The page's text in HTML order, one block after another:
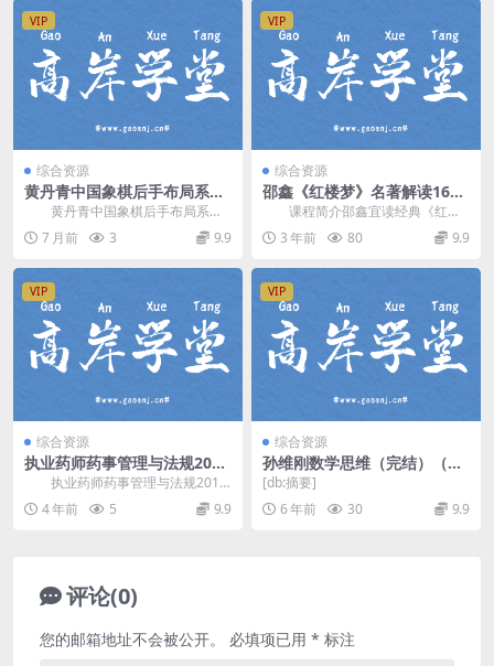
VIP
综合资源
黄丹青中国象棋后手布局系统
教学视频(散手篇) 百度网盘分
享
黄丹青中国象棋后手布局系统
教学视频(散手篇)，共46讲，课程
从中国象棋黑方角...
7 月前 3 9.9
VIP
综合资源
邵鑫《红楼梦》名著解读16讲
(视频+音频)网盘资源
课程简介邵鑫宜读经典《红楼
梦》篇目，16讲，每节视频15-20
分钟，碎片化时...
3 年前 80 9.9
VIP
综合资源
执业药师药事管理与法规2015
-2018真题PDF 百度网盘分享
执业药师药事管理与法规2015-
2018真题PDF，百度网盘1.26G执
业药...4 年前 5 9.9
VIP
综合资源
孙维刚数学思维（完结）（分
辨率960×640视频）百度网盘
[db:摘要]
6 年前
30 9.9
评论(0)
您的邮箱地址不会被公开。 必填项已用 * 标注